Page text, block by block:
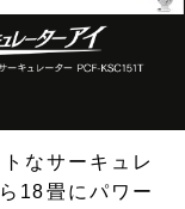
なサーキュレ
18畳にパワー